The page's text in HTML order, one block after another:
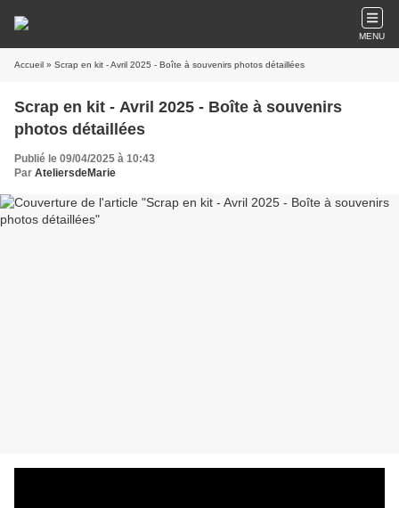
MENU
Accueil » Scrap en kit - Avril 2025 - Boîte à souvenirs photos détaillées
Scrap en kit - Avril 2025 - Boîte à souvenirs
photos détaillées
Publié le 09/04/2025 à 10:43
Par AteliersdeMarie